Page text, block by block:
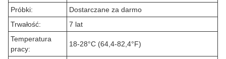
Próbki:
Dostarczane za darmo
Trwałość:
7 lat
Temperatura
pracy:
18-28°C (64,4-82,4°F)